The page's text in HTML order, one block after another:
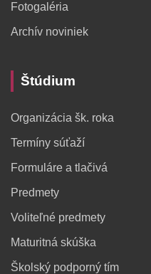
Fotogaléria
Archív noviniek
Štúdium
Organizácia šk. roka
Termíny súťaží
Formuláre a tlačivá
Predmety
Voliteľné predmety
Maturitná skúška
Školský podporný tím